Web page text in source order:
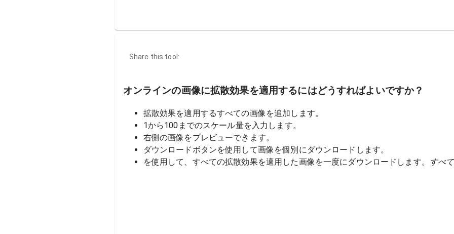
Share this tool:
オンラインの画像に拡散効果を適用するにはどうすればよいですか？
拡散効果を適用するすべての画像を追加します。
1から100までのスケール量を入力します。
右側の画像をプレビューできます。
ダウンロードボタンを使用して画像を個別にダウンロードします。
を使用して、すべての拡散効果を適用した画像を一度にダウンロードします。
すべ